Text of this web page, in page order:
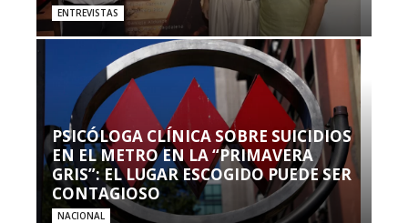
ENTREVISTAS
PSICÓLOGA CLÍNICA SOBRE SUICIDIOS
EN EL METRO EN LA “PRIMAVERA
GRIS”: EL LUGAR ESCOGIDO PUEDE SER
CONTAGIOSO
NACIONAL